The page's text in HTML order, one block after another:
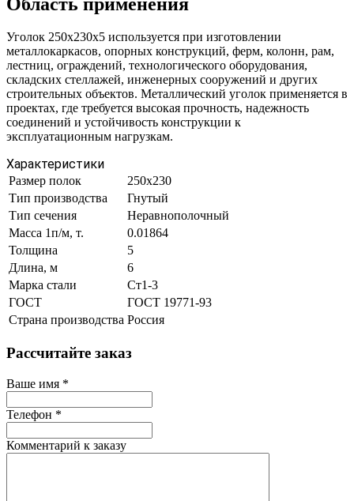
Уголок 250х230х5 используется при изготовлении
металлокаркасов, опорных конструкций, ферм, колонн, рам,
лестниц, ограждений, технологического оборудования,
складских стеллажей, инженерных сооружений и других
строительных объектов. Металлический уголок применяется в
проектах, где требуется высокая прочность, надежность
соединений и устойчивость конструкции к
эксплуатационным нагрузкам.
Характеристики
Размер полок
250х230
Тип производства
Гнутый
Тип сечения
Неравнополочный
Масса 1п/м, т.
0.01864
Толщина
5
Длина, м
6
Марка стали
Ст1-3
ГОСТ
ГОСТ 19771-93
Страна производства Россия
Рассчитайте заказ
Ваше имя *
Телефон *
Комментарий к заказу